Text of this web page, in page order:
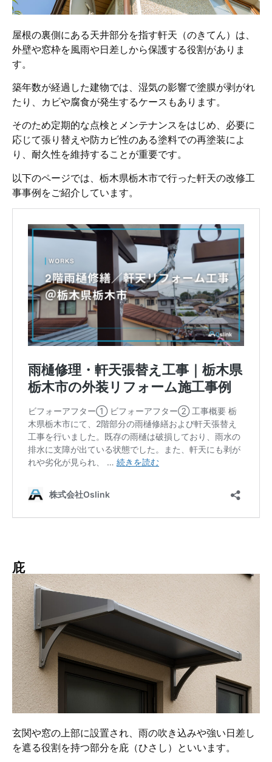
屋根の裏側にある天井部分を指す軒天（のきてん）は、
外壁や窓枠を風雨や日差しから保護する役割がありま
す。
築年数が経過した建物では、湿気の影響で塗膜が剥がれ
たり、カビや腐食が発生するケースもあります。
そのため定期的な点検とメンテナンスをはじめ、必要に
応じて張り替えや防カビ性のある塗料での再塗装によ
り、耐久性を維持することが重要です。
以下のページでは、栃木県栃木市で行った軒天の改修工
事事例をご紹介しています。
庇
玄関や窓の上部に設置され、雨の吹き込みや強い日差し
を遮る役割を持つ部分を庇（ひさし）といいます。